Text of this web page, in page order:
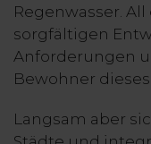
Regenwasser.
sorgfältigen
Anforderungen
Bewohner
Langsam aber